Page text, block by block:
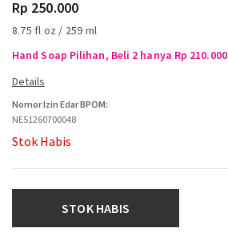
Rp 250.000
8.75 fl oz / 259 ml
Hand Soap Pilihan, Beli 2 hanya Rp 210.000
Nomor Izin Edar BPOM:
NE51260700048
Stok Habis
STOK HABIS